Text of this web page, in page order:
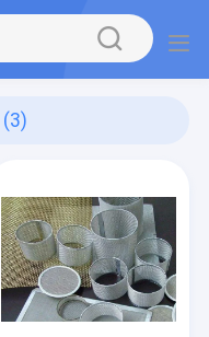
(3)